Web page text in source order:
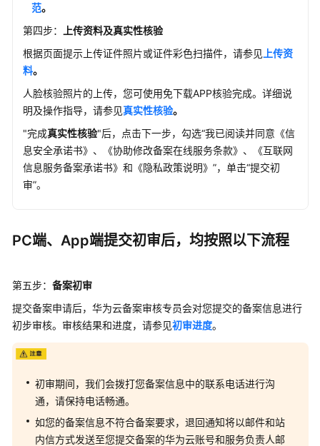
责
任
共
担
服
务
等
级
协
白
资
源
支
持
域
系
范。
第四步：
上传资料及真实性核验
根据页面提示上传证件照片或证件彩色扫描件，请参见 上传资
料。
人脸核验照片的上传，您可使用免下载APP核验完成。详细说
明及操作指导，请参见真实性核验。
"完成真实性核验"后，点击下一步，勾选“我已阅读并同意《信
息安全承诺书》、《协助修改备案在线服务条款》、《互联网
信息服务备案承诺书》和《隐私政策说明》”，单击“提交初
审”。
PC端、App端提交初审后，均按照以下流程
第五步： 备案初审
提交备案申请后，华为云备案审核专员会对您提交的备案信息进行
初步审核。审核结果和进度，请参见初审进度。
初审期间，我们会拨打您备案信息中的联系电话进行沟
通，请保持电话畅通。
如您的备案信息不符合备案要求，退回通知将以邮件和站
内信方式发送至您提交备案的华为云账号和服务负责人邮